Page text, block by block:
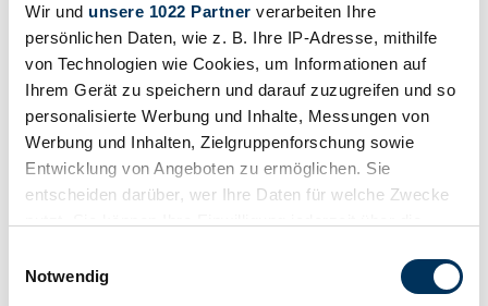
Wir und unsere 1022 Partner verarbeiten Ihre
persönlichen Daten, wie z. B. Ihre IP-Adresse, mithilfe
von Technologien wie Cookies, um Informationen auf
Ihrem Gerät zu speichern und darauf zuzugreifen und so
personalisierte Werbung und Inhalte, Messungen von
Werbung und Inhalten, Zielgruppenforschung sowie
Entwicklung von Angeboten zu ermöglichen. Sie
entscheiden darüber, wer Ihre Daten für welche Zwecke
Trigger Symbol ändern oder widerrufen
Notwendig
/19
1929 | Bentley 6 1/2 Litre Speed Six
Technik für über 200.000 CHF überholt
£321,394